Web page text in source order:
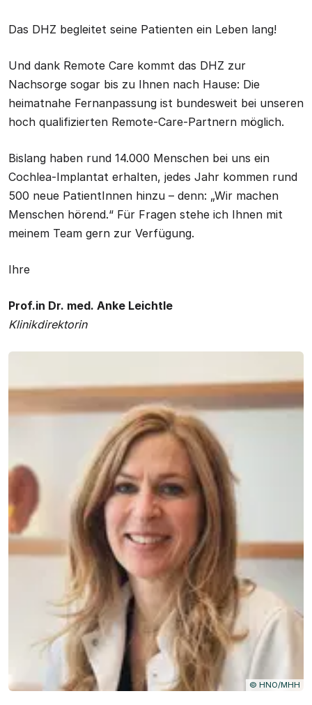
Das DHZ begleitet seine Patienten ein Leben lang!
Und dank Remote Care kommt das DHZ zur
Nachsorge sogar bis zu Ihnen nach Hause: Die
heimatnahe Fernanpassung ist bundesweit bei unseren
hoch qualifizierten Remote-Care-Partnern möglich.
Bislang haben rund 14.000 Menschen bei uns ein
Cochlea-Implantat erhalten, jedes Jahr kommen rund
500 neue PatientInnen hinzu – denn: „Wir machen
Menschen hörend.“ Für Fragen stehe ich Ihnen mit
meinem Team gern zur Verfügung.
Ihre
Prof.in Dr. med. Anke Leichtle
Klinikdirektorin
Copyright
© HNO/MHH